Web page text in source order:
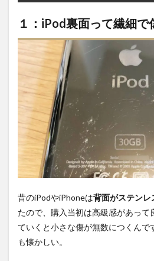
１：iPod裏面って繊細で
昔のiPodやiPhoneは背面がステンレ
たので、購入当初は高級感があって
ていくと小さな傷が無数につくんで
も懐かしい。